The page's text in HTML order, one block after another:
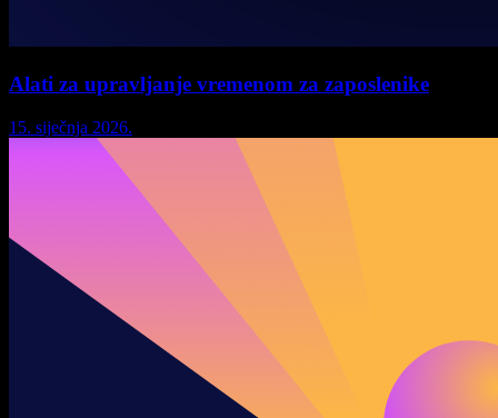
Alati za upravljanje vremenom za zaposlenike
15. siječnja 2026.